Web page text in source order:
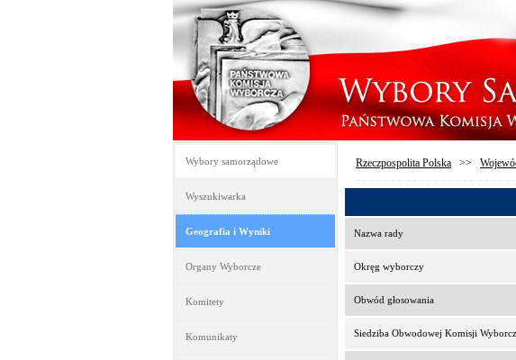
Wybory samorządowe
Wyszukiwarka
Geografia i Wyniki
Organy Wyborcze
Komitety
Komunikaty
Rzeczpospolita Polska >>
Nazwa rady
Okręg wyborczy
Obwód głosowania
Siedziba Obwodowej Komisji